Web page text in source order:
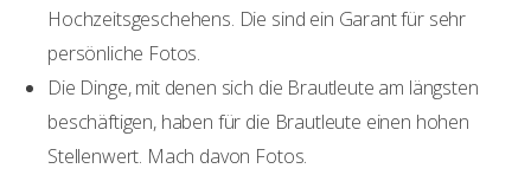
Hochzeitsgeschehens. Die sind ein Garant für sehr
persönliche Fotos.
Die Dinge, mit denen sich die Brautleute am längsten
beschäftigen, haben für die Brautleute einen hohen
Stellenwert. Mach davon Fotos.